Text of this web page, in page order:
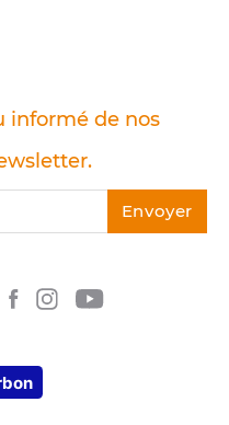
informé de nos
Envoyer
FacebookInstagram